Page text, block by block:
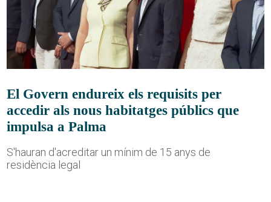
El Govern endureix els requisits per
accedir als nous habitatges públics que
impulsa a Palma
S'hauran d'acreditar un mínim de 15 anys de
residència legal